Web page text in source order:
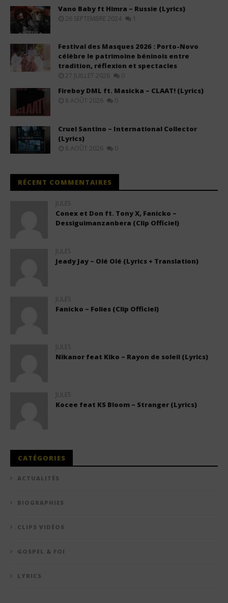
Vano Baby ft Himra – Russie (Lyrics)
26 SEPTEMBRE 2024 1
Festival des Masques 2026 : Porto-Novo
célèbre le patrimoine béninois entre
tradition, réflexion et spectacles
27 JUILLET 2026 0
Fireboy DML ft. Masicka – CLAAT! (Lyrics)
8 AOÛT 2026 0
Cruel Santino – International Collector
(Lyrics)
8 AOÛT 2026 0
RÉCENT COMMENTAIRES
JULES
Conex et Don ft. Tony X, Fanicko –
Dessiguimanzanbera (Clip Officiel)
JULES
Jeady Jay – Olé Olé (Lyrics + Translation)
JULES
Fanicko – Folies (Clip Officiel)
JULES
Nikanor feat Kiko – Rayon de soleil (Lyrics)
JULES
Kocee feat KS Bloom – Stranger (Lyrics)
CATÉGORIES
ACTUALITÉS
BIOGRAPHIES
CLIPS VIDÉOS
GOSPEL & FOI
LYRICS